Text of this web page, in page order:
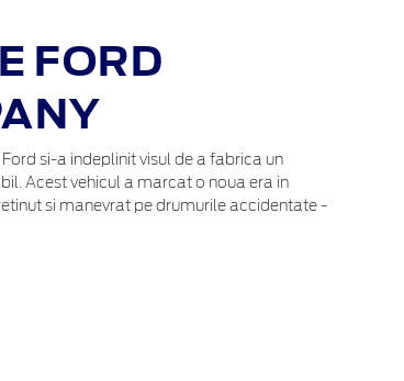
FORD
si-a indeplinit visul de a fabrica un
Acest vehicul a marcat o noua era in
si manevrat pe drumurile accidentate -